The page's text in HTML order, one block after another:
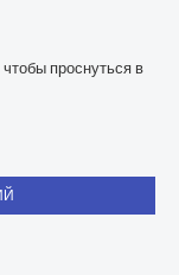
проснуться в